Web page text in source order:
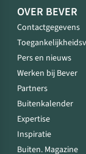
OVER BEVER
Contactgegevens
Pers en nieuws
Werken bij Bever
Partners
Buitenkalender
Expertise
Inspiratie
Buiten. Magazine